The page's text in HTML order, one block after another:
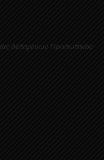
Δεδομένων Προσωπικού